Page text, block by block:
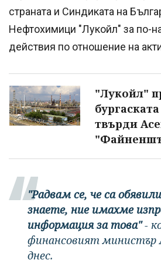
страната и Синдиката на
Нефтохимици "Лукойл" за по-
действия по отношение на
"Лукойл"
твърди
"Радвам се, че са
знаете, ние имахме
информация за това"-
финансовият министър
днес.